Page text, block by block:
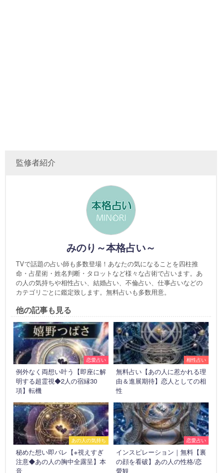
監修者紹介
みのり～本格占い～
TVで話題の占い師も多数登場！あなたの気になることを四柱推
命・占星術・姓名判断・タロットなど様々な占術で占います。あ
の人の気持ちや相性占い、結婚占い、不倫占い、仕事占いなどの
カテゴリごとに鑑定致します。無料占いも多数用意。
他の記事も見る
恋愛占い
例外なく両想い叶う【即座に解
明する超霊視◆2人の宿縁30
項】転機
相性占い
無料占い【あの人に惹かれる理
由＆進展期待】恋人としての相
性
あの人の気持ち
秘めた想い即バレ【※視えすぎ
注意◆あの人の胸中全露呈】本
音
恋愛占い
インスピレーション｜無料【裏
の顔を看破】あの人の性格/恋
愛観